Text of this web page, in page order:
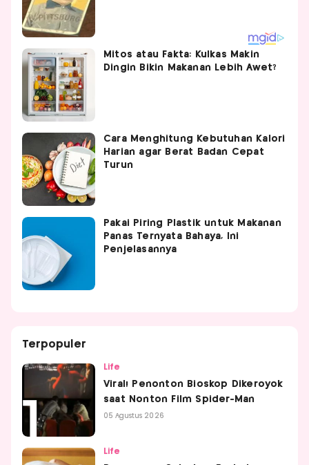
Mitos atau Fakta: Kulkas Makin
Dingin Bikin Makanan Lebih Awet?
Cara Menghitung Kebutuhan Kalori
Harian agar Berat Badan Cepat
Turun
Pakai Piring Plastik untuk Makanan
Panas Ternyata Bahaya, Ini
Penjelasannya
Terpopuler
Life
Viral! Penonton Bioskop Dikeroyok
saat Nonton Film Spider-Man
05 Agustus 2026
Life